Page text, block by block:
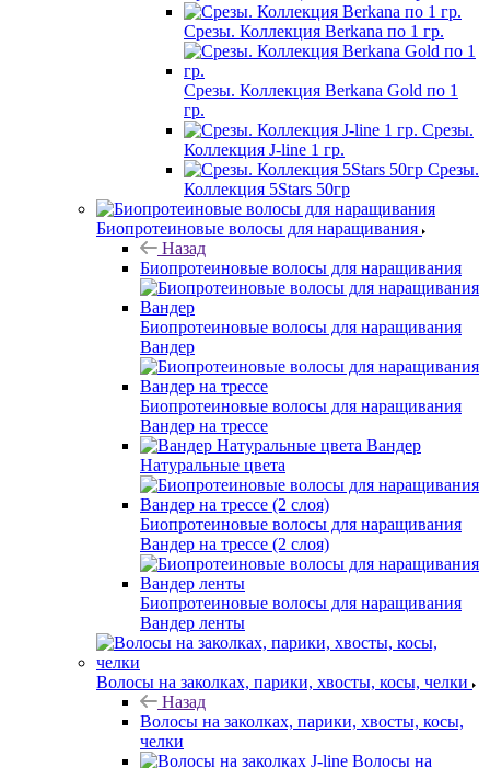
Срезы. Коллекция Berkana по 1 гр.
Срезы. Коллекция Berkana Gold по 1
гр.
Срезы.
Коллекция J-line 1 гр.
Срезы.
Коллекция 5Stars 50гр
Биопротеиновые волосы для наращивания
Назад
Биопротеиновые волосы для наращивания
Биопротеиновые волосы для наращивания
Вандер
Биопротеиновые волосы для наращивания
Вандер на трессе
Вандер
Натуральные цвета
Биопротеиновые волосы для наращивания
Вандер на трессе (2 слоя)
Биопротеиновые волосы для наращивания
Вандер ленты
Волосы на заколках, парики, хвосты, косы, челки
Назад
Волосы на заколках, парики, хвосты, косы,
челки
Волосы на